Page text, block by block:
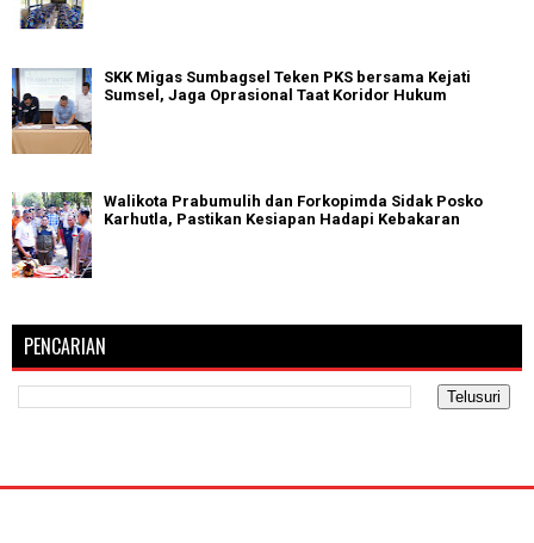
SKK Migas Sumbagsel Teken PKS bersama Kejati
Sumsel, Jaga Oprasional Taat Koridor Hukum
Walikota Prabumulih dan Forkopimda Sidak Posko
Karhutla, Pastikan Kesiapan Hadapi Kebakaran
PENCARIAN